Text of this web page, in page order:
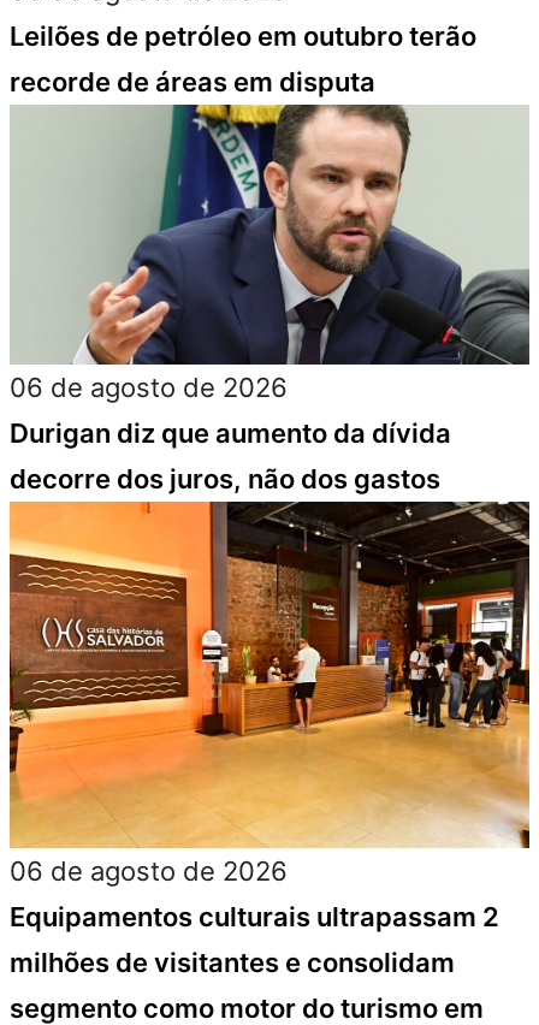
Leilões de petróleo em outubro terão
recorde de áreas em disputa
06 de agosto de 2026
Durigan diz que aumento da dívida
decorre dos juros, não dos gastos
06 de agosto de 2026
Equipamentos culturais ultrapassam 2
milhões de visitantes e consolidam
segmento como motor do turismo em